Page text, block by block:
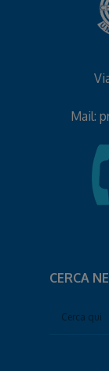
Mail:
CERCA